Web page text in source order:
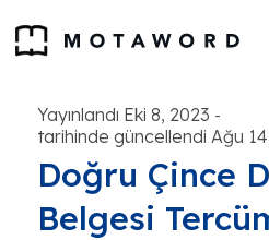
Yayınlandı Eki 8, 2023 -
tarihinde güncellendi Ağu
Doğru Çince
Belgesi